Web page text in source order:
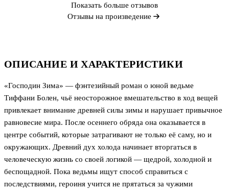
ОПИСАНИЕ И ХАРАКТЕРИСТИКИ
«Господин Зима» — фэнтезийный роман о юной ведьме
Тиффани Болен, чьё неосторожное вмешательство в ход вещей
привлекает внимание древней силы зимы и нарушает привычное
равновесие мира. После осеннего обряда она оказывается в
центре событий, которые затрагивают не только её саму, но и
окружающих. Древний дух холода начинает вторгаться в
человеческую жизнь со своей логикой — щедрой, холодной и
беспощадной. Пока ведьмы ищут способ справиться с
последствиями, героиня учится не прятаться за чужими
Показать больше отзывов
Отзывы на произведение